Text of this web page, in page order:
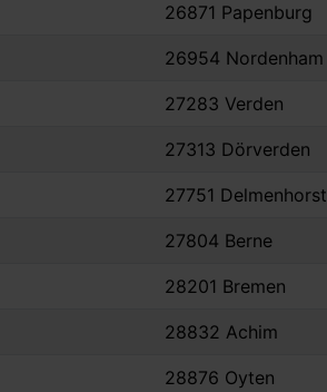
26871 Papenburg
26954 Nordenham
27283 Verden
27313 Dörverden
27751 Delmenhorst
27804 Berne
28201 Bremen
28832 Achim
28876 Oyten